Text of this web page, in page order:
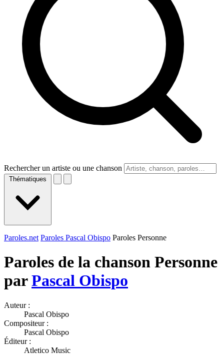
Rechercher un artiste ou une chanson
Thématiques
Paroles.net Paroles Pascal Obispo Paroles Personne
Paroles de la chanson Personne
parPascal Obispo
Auteur :
Pascal Obispo
Compositeur :
Pascal Obispo
Éditeur :
Atletico Music